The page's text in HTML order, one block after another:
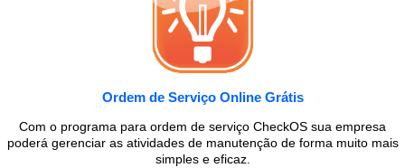
Ordem de Serviço Online Grátis
Com o programa para ordem de serviço CheckOS sua empresa
poderá gerenciar as atividades de manutenção de forma muito mais
simples e eficaz.